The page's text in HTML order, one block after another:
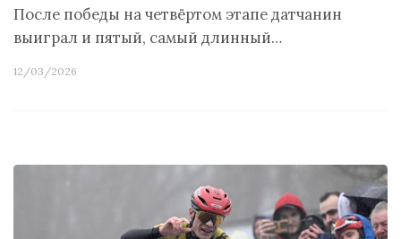
После победы на четвёртом этапе датчанин
выиграл и пятый, самый длинный…
12/03/2026